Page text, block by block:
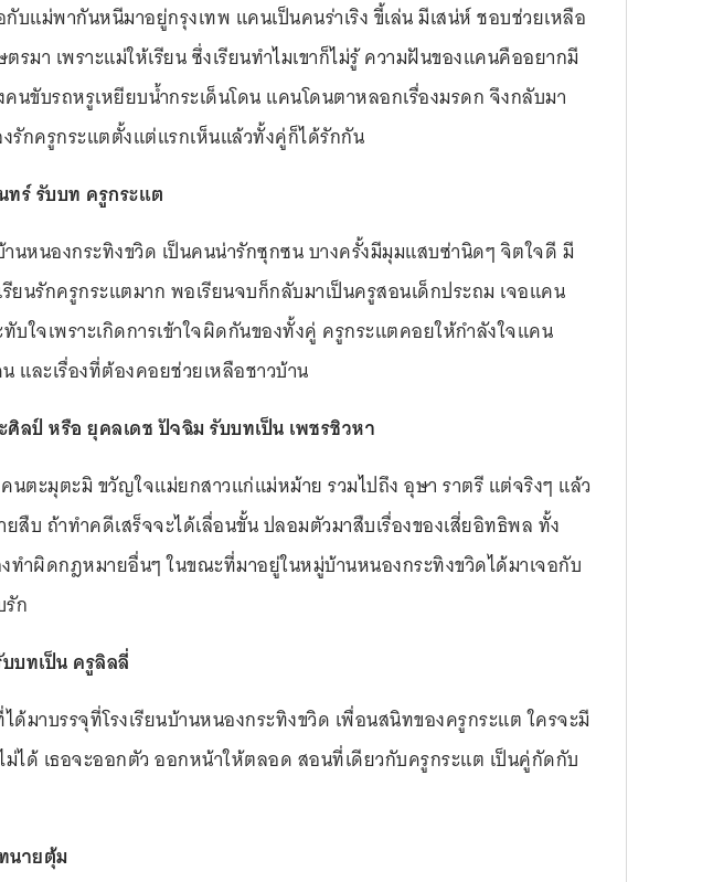
บแม่พากันหนีมาอยู่กรุงเทพ แคนเป็นคนร่าเริง ขี้เล่น มีเสน่ห์ ชอบช่วยเหลือ
รมา เพราะแม่ให้เรียน ซึ่งเรียนทำไมเขาก็ไม่รู้ ความฝันของแคนคืออยากมี
คนขับรถหรูเหยียบน้ำกระเด็นโดน แคนโดนตาหลอกเรื่องมรดก จึงกลับมา
รักครูกระแตตั้งแต่แรกเห็นแล้วทั้งคู่ก็ได้รักกัน
ร์ รับบท ครูกระแต
านหนองกระทิงขวิด เป็นคนน่ารักซุกซน บางครั้งมีมุมแสบซ่านิดๆ จิตใจดี มี
ยนรักครูกระแตมาก พอเรียนจบก็กลับมาเป็นครูสอนเด็กประถม เจอแคน
บใจเพราะเกิดการเข้าใจผิดกันของทั้งคู่ ครูกระแตคอยให้กำลังใจแคน
และเรื่องที่ต้องคอยช่วยเหลือชาวบ้าน
ศิลป์ หรือ ยุคลเดช ปัจฉิม รับบทเป็น เพชรชิวหา
นตะมุตะมิ ขวัญใจแม่ยกสาวแก่แม่หม้าย รวมไปถึง อุษา ราตรี แต่จริงๆ แล้ว
ยสืบ ถ้าทำคดีเสร็จจะได้เลื่อนขั้น ปลอมตัวมาสืบเรื่องของเสี่ยอิทธิพล ทั้ง
งทำผิดกฎหมายอื่นๆ ในขณะที่มาอยู่ในหมู่บ้านหนองกระทิงขวิดได้มาเจอกับ
ก
บทเป็น ครูลิลลี่
มาบรรจุที่โรงเรียนบ้านหนองกระทิงขวิด เพื่อนสนิทของครูกระแต ใครจะมี
ได้ เธอจะออกตัว ออกหน้าให้ตลอด สอนที่เดียวกับครูกระแต เป็นคู่กัดกับ
นายตุ้ม